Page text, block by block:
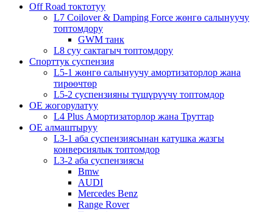
Off Road токтотуу
L7 Coilover & Damping Force жөнгө салынуучу
топтомдору
GWM танк
L8 суу сактагыч топтомдору
Спорттук суспензия
L5-1 жөнгө салынуучу амортизаторлор жана
тирөөчтөр
L5-2 суспензияны түшүрүүчү топтомдор
OE жогорулатуу
L4 Plus Амортизаторлор жана Труттар
OE алмаштыруу
L3-1 аба суспензиясынан катушка жазгы
конверсиялык топтомдор
L3-2 аба суспензиясы
Bmw
AUDI
Mercedes Benz
Range Rover